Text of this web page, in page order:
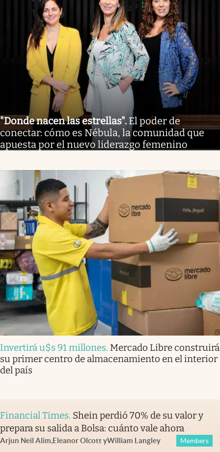
"Donde nacen las estrellas". El poder de
conectar: cómo es Nébula, la comunidad que
apuesta por el nuevo liderazgo femenino
Invertirá u$s 91 millones. Mercado Libre construirá
su primer centro de almacenamiento en el interior
del país
Financial Times. Shein perdió 70% de su valor y
prepara su salida a Bolsa: cuánto vale ahora
Arjun Neil Alim,Eleanor OlcottyWilliam Langley Members